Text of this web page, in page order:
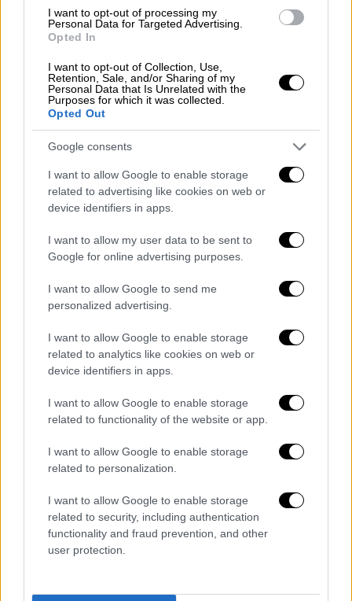
I want to opt-out of processing my
Personal Data for Targeted Advertising.
Opted In
I want to opt-out of Collection, Use,
Retention, Sale, and/or Sharing of my
Personal Data that Is Unrelated with the
Purposes for which it was collected.
Opted Out
Google consents
I want to allow Google to enable storage
related to advertising like cookies on web or
device identifiers in apps.
I want to allow my user data to be sent to
Google for online advertising purposes.
I want to allow Google to send me
personalized advertising.
I want to allow Google to enable storage
related to analytics like cookies on web or
device identifiers in apps.
I want to allow Google to enable storage
related to functionality of the website or app.
I want to allow Google to enable storage
related to personalization.
I want to allow Google to enable storage
related to security, including authentication
functionality and fraud prevention, and other
user protection.
σειρά του μπορεί να απογειώσει την
αποδοτικότητα ενός
ταυτόχρονα τις εκπομπέςδιοξειδίου του
άνθρακα.
Βρετανοίδημιούργησαν έναν
καύσης υγρού αζώτου
αποτελέσματα είναι ενθαρρυντικά, αφού ο
παρήγαγε καυσαέρια που δεν περιείχαν
βλαβερούς ρύπους, όπως το διοξείδιο του
άνθρακα, κάτι που καθιστά τον
συμβατόμε την πολιτική των μηδενικών
ρύπων που θέλει να επιβάλλει η
Ένωση
από το 2035 και μετά.
Το υγρό άζωτο μπορεί να αυξήσει τον όγκο
του -υπό τις κατάλληλες συνθήκες- έως και
700 φορές, απελευθερώνονταςενέργεια
μπορεί να μετατραπεί σε κινητική. Ένα από
τα προβλήματα που καλούνται να λύσουν οι
ερευνητές είναι το υψηλό κόστος τουυγρού
μια τέτοια διαδικασίααπαιτεί πολύ χαμηλές
θερμοκρασίες.
Πάνω στην τεχνολογία κινητήρων υγρού
αζώτου εργάζεται και ηToyota , που
επενδύει και στο
το ωςεναλλακτική λύσηγια τουςκινητήρες